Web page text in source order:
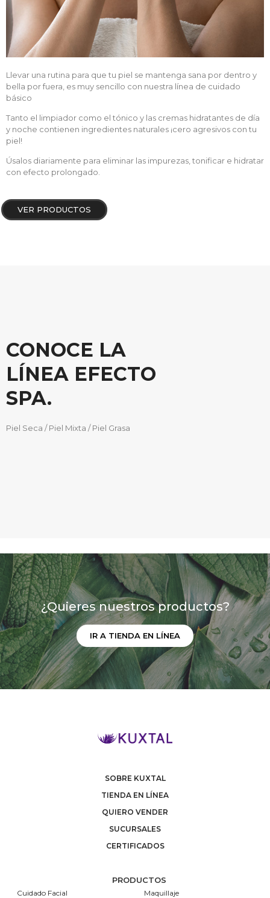
Llevar una rutina para que tu piel se mantenga sana por dentro y
bella por fuera, es muy sencillo con nuestra línea de cuidado
básico
Tanto el limpiador como el tónico y las cremas hidratantes de día
y noche contienen ingredientes naturales ¡cero agresivos con tu
piel!
Úsalos diariamente para eliminar las impurezas, tonificar e hidratar
con efecto prolongado.
VER PRODUCTOS
CONOCE LA
LÍNEA EFECTO
SPA.
Piel Seca / Piel Mixta / Piel Grasa
¿Quieres nuestros productos?
IR A TIENDA EN LÍNEA
SOBRE KUXTAL
TIENDA EN LÍNEA
QUIERO VENDER
SUCURSALES
CERTIFICADOS
PRODUCTOS
Cuidado Facial Maquillaje